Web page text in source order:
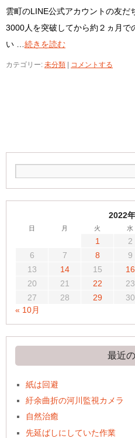
雲町のLINE公式アカウントの友だ
3000人を突破してから約２ヵ月
い … 続きを読む
カテゴリー: 未分類 コメントする
2022
日 月 火 水
1 2
6
7 8 9
13
14 15 16
20
21 22 23
27
28 29
30
« 10月
最近
紙は回避
紆余曲折の河川監視カメラ
自然治癒
先延ばしにしていた作業